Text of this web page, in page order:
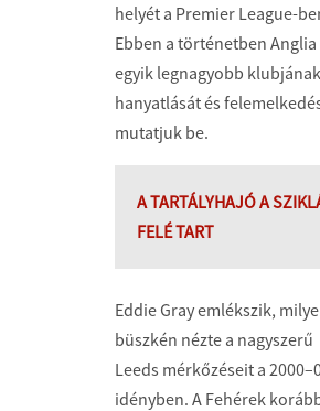
helyét a Premier League-
Ebben a történetben Anglia
egyik legnagyobb klubjának
hanyatlását és
mutatjuk be.
A TARTÁLYHAJÓ A
FELÉ TART
Eddie Gray emlékszik,
büszkén nézte a nagyszerű
Leeds mérkőzéseit a
idényben. A Fehérek